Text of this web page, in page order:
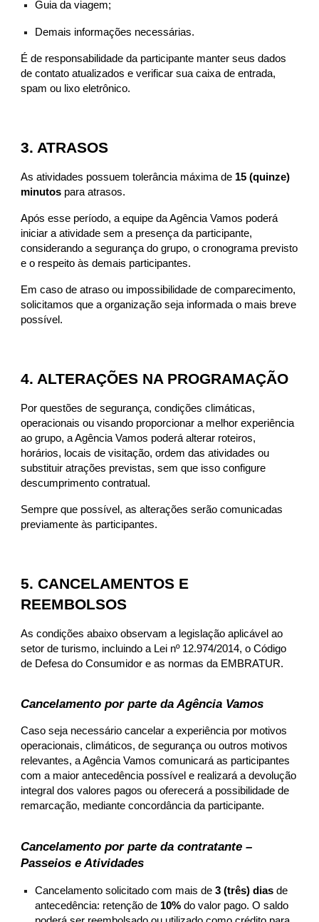
Guia da viagem;
Demais informações necessárias.
É de responsabilidade da participante manter seus dados
de contato atualizados e verificar sua caixa de entrada,
spam ou lixo eletrônico.
3. ATRASOS
As atividades possuem tolerância máxima de 15 (quinze)
minutos para atrasos.
Após esse período, a equipe da Agência Vamos poderá
iniciar a atividade sem a presença da participante,
considerando a segurança do grupo, o cronograma previsto
e o respeito às demais participantes.
Em caso de atraso ou impossibilidade de comparecimento,
solicitamos que a organização seja informada o mais breve
possível.
4. ALTERAÇÕES NA PROGRAMAÇÃO
Por questões de segurança, condições climáticas,
operacionais ou visando proporcionar a melhor experiência
ao grupo, a Agência Vamos poderá alterar roteiros,
horários, locais de visitação, ordem das atividades ou
substituir atrações previstas, sem que isso configure
descumprimento contratual.
Sempre que possível, as alterações serão comunicadas
previamente às participantes.
5. CANCELAMENTOS E
REEMBOLSOS
As condições abaixo observam a legislação aplicável ao
setor de turismo, incluindo a Lei nº 12.974/2014, o Código
de Defesa do Consumidor e as normas da EMBRATUR.
Cancelamento por parte da Agência Vamos
Caso seja necessário cancelar a experiência por motivos
operacionais, climáticos, de segurança ou outros motivos
relevantes, a Agência Vamos comunicará as participantes
com a maior antecedência possível e realizará a devolução
integral dos valores pagos ou oferecerá a possibilidade de
remarcação, mediante concordância da participante.
Cancelamento por parte da contratante –
Passeios e Atividades
Cancelamento solicitado com mais de3 (três) dias de
antecedência: retenção de 10% do valor pago. O saldo